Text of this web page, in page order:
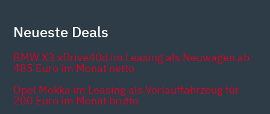
Neueste Deals
BMW X3 xDrive40d im Leasing als Neuwagen ab
485 Euro im Monat netto
Opel Mokka im Leasing als Vorlauffahrzeug für
200 Euro im Monat brutto